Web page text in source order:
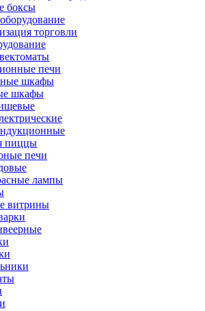
боксы
торговли
печи
шкафы
шкафы
пиццы
печи
лампы
витрины